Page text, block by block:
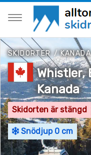
SKIDORTER /KANADA
Whistler,
Kanada
Skidorten är stängd
Snödjup 0 cm